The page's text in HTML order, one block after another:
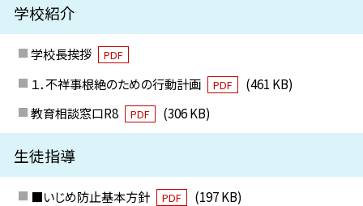
学校紹介
学校長挨拶 PDF
１．不祥事根絶のための行動計画 PDF
(461 KB)
教育相談窓口R8
PDF (306 KB)
生徒指導
■いじめ防止基本方針 PDF (197 KB)